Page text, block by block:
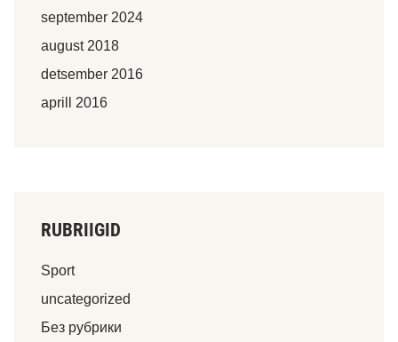
september 2024
august 2018
detsember 2016
aprill 2016
RUBRIIGID
Sport
uncategorized
Без рубрики